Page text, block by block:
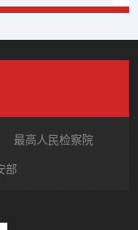
最高人民检察院
部